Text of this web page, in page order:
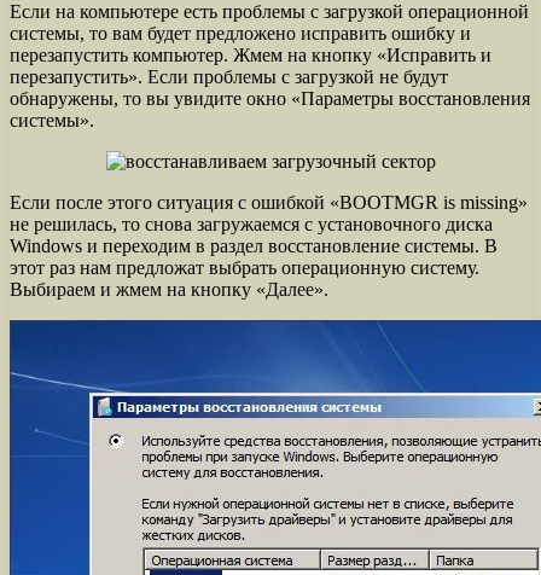
Если на компьютере есть проблемы с загрузкой операционной
системы, то вам будет предложено исправить ошибку и
перезапустить компьютер. Жмем на кнопку «Исправить и
перезапустить». Если проблемы с загрузкой не будут
обнаружены, то вы увидите окно «Параметры восстановления
системы».
Если после этого ситуация с ошибкой «BOOTMGR is missing»
не решилась, то снова загружаемся с установочного диска
Windows и переходим в раздел восстановление системы. В
этот раз нам предложат выбрать операционную систему.
Выбираем и жмем на кнопку «Далее».